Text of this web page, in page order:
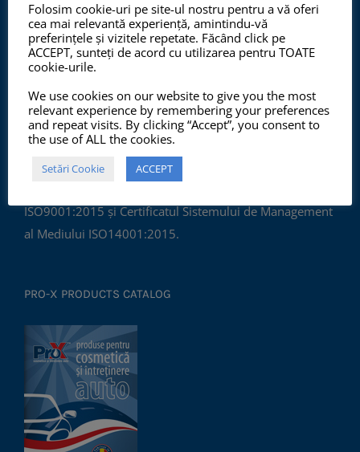
ISO 9001:2015, ISO 14001:2015
Începând cu anul 2012, ChemSol Group deține
ISO9001:2015 și Certificatul Sistemului de Management
al Mediului ISO14001:2015.
PRO-X PRODUCTS CATALOG
Folosim cookie-uri pe site-ul nostru pentru a vă oferi
cea mai relevantă experiență, amintindu-vă
preferințele și vizitele repetate. Făcând click pe
ACCEPT, sunteți de acord cu utilizarea pentru TOATE
cookie-urile.
We use cookies on our website to give you the most
relevant experience by remembering your preferences
and repeat visits. By clicking “Accept”, you consent to
the use of ALL the cookies.
Setări Cookie ACCEPT